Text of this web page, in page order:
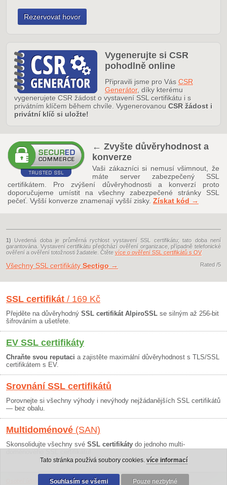
Vygenerujte si CSR
pohodlně online
Připravili jsme pro Vás CSR
Generátor, díky kterému
vygenerujete CSR žádost o vystavení SSL certifikátu i s
privátním klíčem během chvíle. Vygenerovanou CSR žádost i
privátní klíč si uložte!
← Zvyšte důvěryhodnost a
konverze
Vaši zákazníci si nemusí všimnout, že
máte server zabezpečený SSL
certifikátem. Pro zvýšení důvěryhodnosti a konverzí proto
doporučujeme umístit na všechny zabezpečené stránky SSL
pečeť. Vyšší konverze znamenají vyšší zisky. Získat kód →
1) Uvedená doba je průměrná rychlost vystavení SSL certifikátu; tato doba není
garantována. Vystavení certifikátu předchází ověření organizace, případně telefonické
ověření a ověření totožnosti žadatele. Čtěte více o ověření SSL certifikátů s OV
Rated /5
Všechny SSL certifikátySectigo →
SSL certifikát / 169 Kč
Přejděte na důvěryhodný SSL certifikát AlpiroSSL se silným až 256-bit
šifrováním a ušetřete.
EV SSL certifikáty
Chraňte svou reputaci a zajistěte maximální důvěryhodnost s TLS/SSL
certifikátem s EV.
Srovnání SSL certifikátů
Porovnejte si všechny výhody i nevýhody nejžádanějších SSL certifikátů
— bez obalu.
Multidoménové (SAN)
Skonsolidujte všechny své SSL certifikáty do jednoho multi-
Obchodní podmínky|30 dní záruka
Tato stránka používá soubory cookies. více informací
Souhlasím se všemi Pouze nezbytné